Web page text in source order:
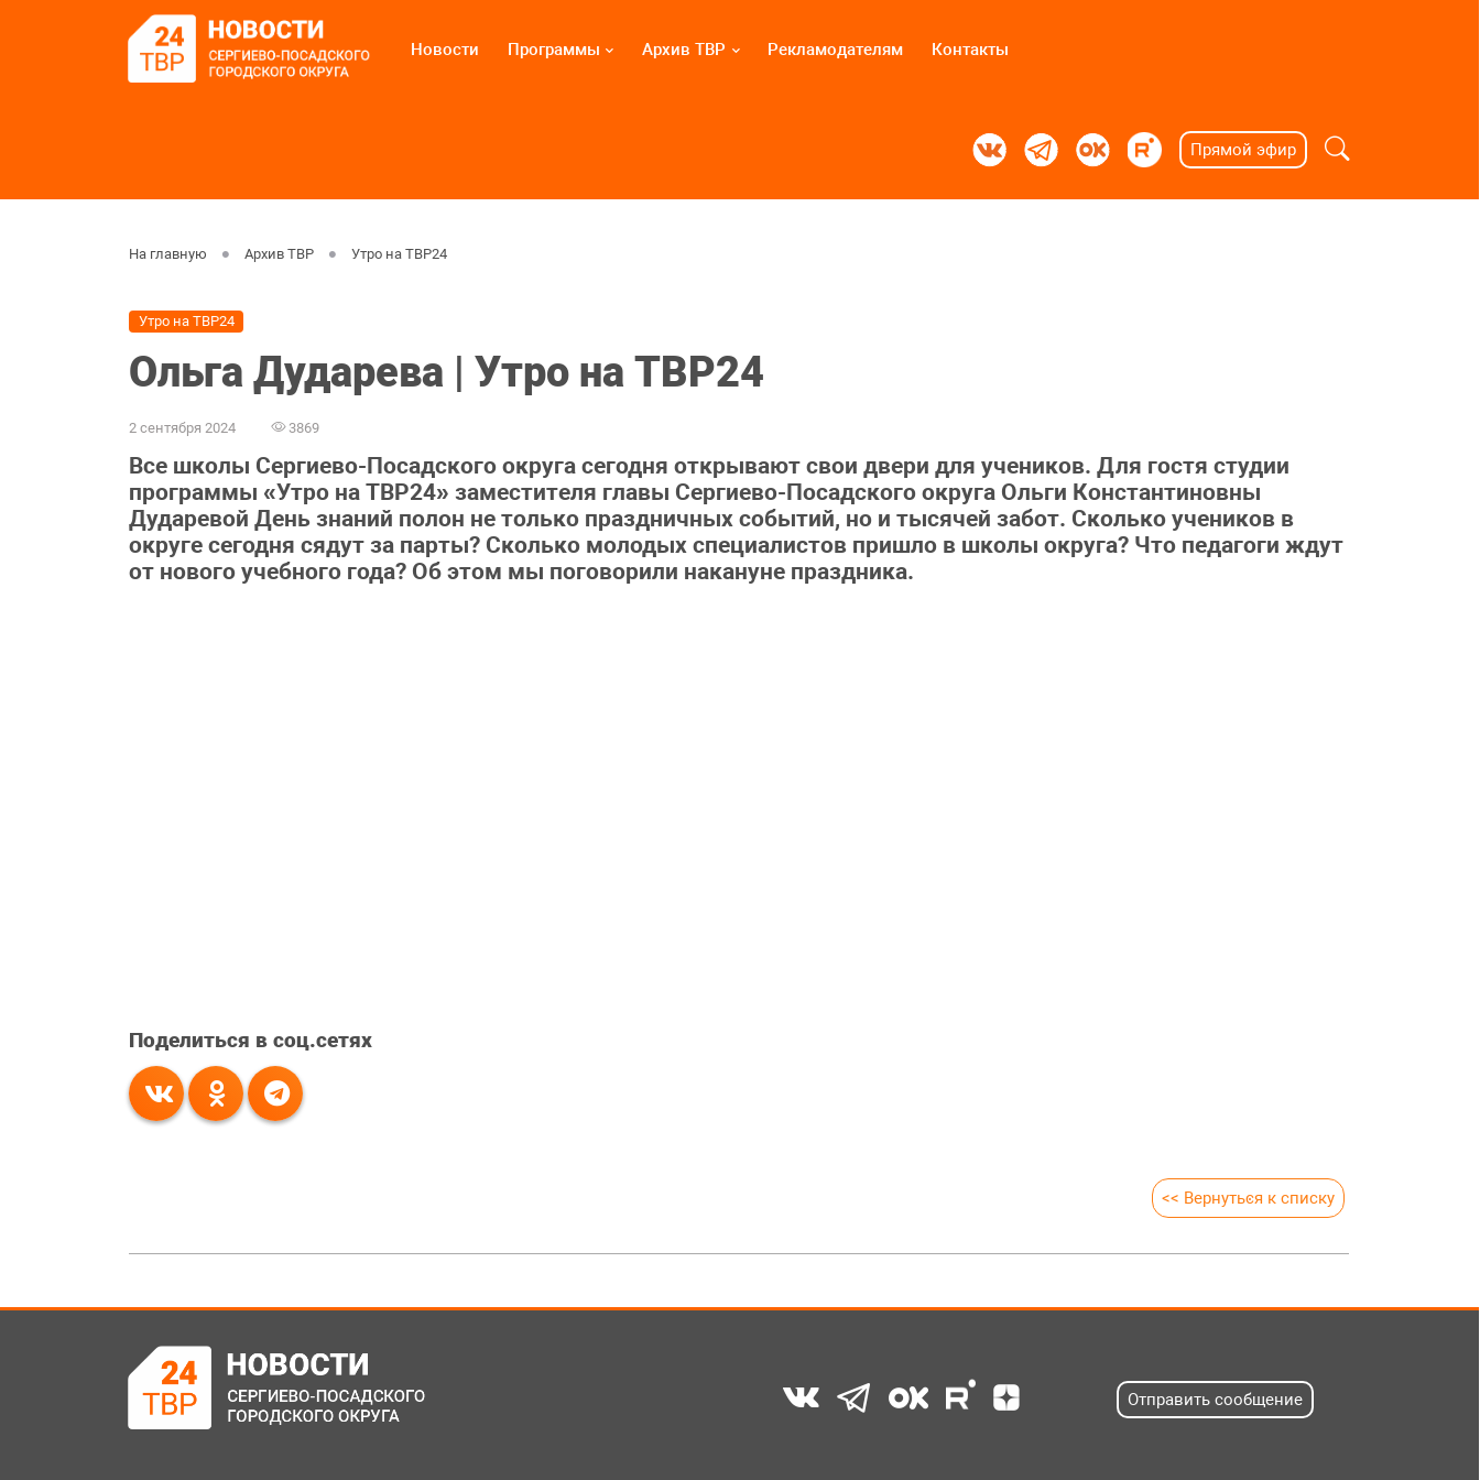
Новости Программы Архив ТВР Рекламодателям Контакты
Прямой эфир
На главную Архив ТВР Утро на ТВР24
Утро на ТВР24
Ольга Дударева | Утро на ТВР24
2 сентября 2024 3869
Все школы Сергиево-Посадского округа сегодня открывают свои двери для учеников. Для гостя студии
программы «Утро на ТВР24» заместителя главы Сергиево-Посадского округа Ольги Константиновны
Дударевой День знаний полон не только праздничных событий, но и тысячей забот. Сколько учеников в
округе сегодня сядут за парты? Сколько молодых специалистов пришло в школы округа? Что педагоги ждут
от нового учебного года? Об этом мы поговорили накануне праздника.
Поделиться в соц.сетях
<< Вернуться к списку
Отправить сообщение